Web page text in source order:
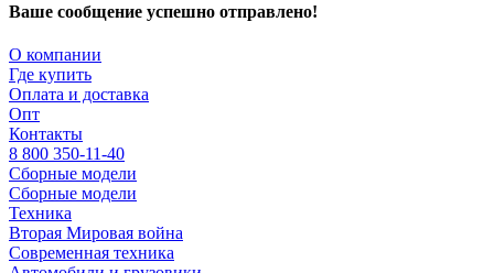
Ваше сообщение успешно отправлено!
О компании
Где купить
Оплата и доставка
Опт
Контакты
8 800 350-11-40
Сборные модели
Сборные модели
Техника
Вторая Мировая война
Современная техника